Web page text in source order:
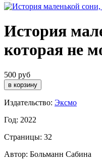
История
которая не
500 руб
Издательство: Эксмо
Год: 2022
Страницы: 32
Автор: Больманн Сабина